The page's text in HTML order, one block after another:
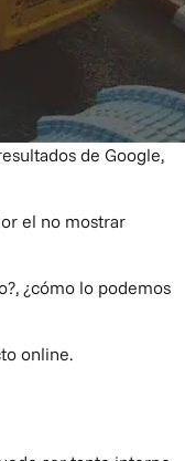
de Google,
el no mostrar
¿cómo lo podemos
online.